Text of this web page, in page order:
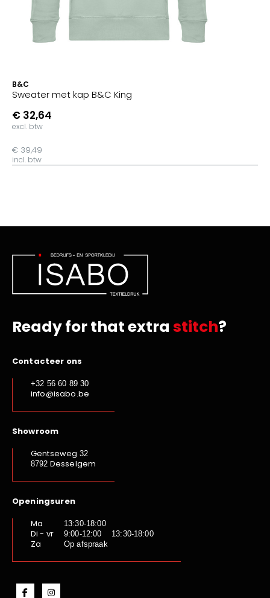
B&C
Sweater met kap B&C King
€ 32,64
excl. btw
€ 39,49
incl. btw
Ready for that extra stitch?
Contacteer ons
+32 56 60 89 30
info@isabo.be
Showroom
Gentseweg 32
8792 Desselgem
Openingsuren
Ma
13:30-18:00
Di - vr 9:00-12:00 13:30-18:00
Za Op afspraak